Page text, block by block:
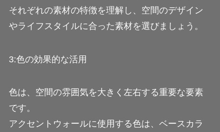
それぞれの素材の特徴を理解し、空間のデザイン
やライフスタイルに合った素材を選びましょう。
3:色の効果的な活用
色は、空間の雰囲気を大きく左右する重要な要素
です。
アクセントウォールに使用する色は、ベースカラ